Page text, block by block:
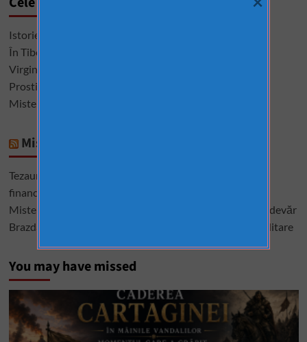
Istorie interzisă, descoperiri care sfidează logica
În Tibet, morții sunt dați vulturilor pentru a se ospăta
Virginele şi virginitatea în istoria omenirii
Prostituatele care au condus Roma și Vaticanul
Misterele Bibliei. 13 întrebări la care nu s-a răspuns
Mistere România
Tezaurul României de la Moscova – cel mai mare mister
financiar din istoria României
Misterele lui Ștefan cel Mare – între istorie, legendă și adevăr
Brazda lui Novac, una dintre cele mai mari construcții militare
You may have missed